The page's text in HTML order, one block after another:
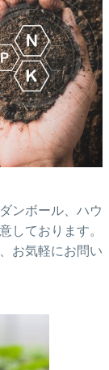
ンボール、ハウ
しております。
お気軽にお問い